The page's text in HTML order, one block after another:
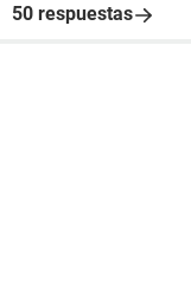
50 respuestas